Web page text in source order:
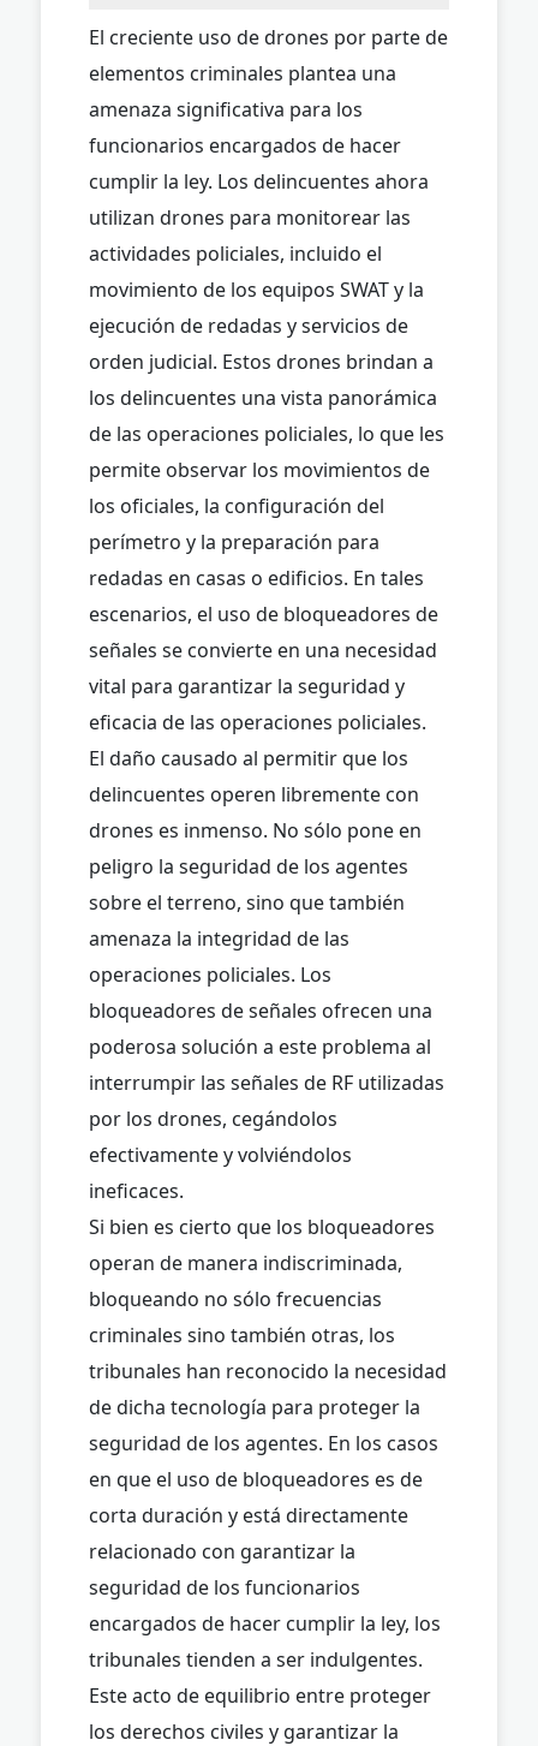
El creciente uso de drones por parte de
elementos criminales plantea una
amenaza significativa para los
funcionarios encargados de hacer
cumplir la ley. Los delincuentes ahora
utilizan drones para monitorear las
actividades policiales, incluido el
movimiento de los equipos SWAT y la
ejecución de redadas y servicios de
orden judicial. Estos drones brindan a
los delincuentes una vista panorámica
de las operaciones policiales, lo que les
permite observar los movimientos de
los oficiales, la configuración del
perímetro y la preparación para
redadas en casas o edificios. En tales
escenarios, el uso de bloqueadores de
señales se convierte en una necesidad
vital para garantizar la seguridad y
eficacia de las operaciones policiales.
El daño causado al permitir que los
delincuentes operen libremente con
drones es inmenso. No sólo pone en
peligro la seguridad de los agentes
sobre el terreno, sino que también
amenaza la integridad de las
operaciones policiales. Los
bloqueadores de señales ofrecen una
poderosa solución a este problema al
interrumpir las señales de RF utilizadas
por los drones, cegándolos
efectivamente y volviéndolos
ineficaces.
Si bien es cierto que los bloqueadores
operan de manera indiscriminada,
bloqueando no sólo frecuencias
criminales sino también otras, los
tribunales han reconocido la necesidad
de dicha tecnología para proteger la
seguridad de los agentes. En los casos
en que el uso de bloqueadores es de
corta duración y está directamente
relacionado con garantizar la
seguridad de los funcionarios
encargados de hacer cumplir la ley, los
tribunales tienden a ser indulgentes.
Este acto de equilibrio entre proteger
los derechos civiles y garantizar la